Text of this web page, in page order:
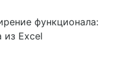
функционала:
из Excel